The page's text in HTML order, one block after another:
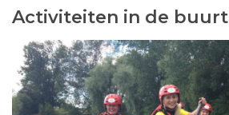
Activiteiten in de buurt